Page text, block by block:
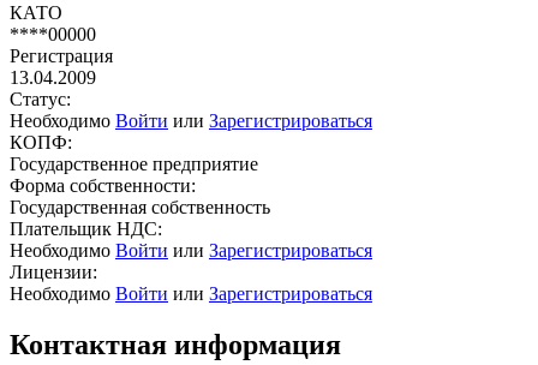
КАТО
****00000
Регистрация
13.04.2009
Статус:
Необходимо Войти или Зарегистрироваться
КОПФ:
Государственное предприятие
Форма собственности:
Государственная собственность
Плательщик НДС:
Необходимо Войти или Зарегистрироваться
Лицензии:
Необходимо Войти или Зарегистрироваться
Контактная информация